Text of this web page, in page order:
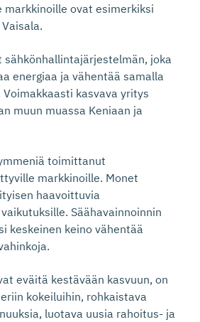
ovat esimerkiksi
joka
energiaa ja vähentää samalla
kasvava yritys
muun muassa Keniaan ja
toimittanut
markkinoille. Monet
haavoittuvia
Säähavainnoinnin
keskeinen keino vähentää
eväitä kestävään kasvuun, on
kokeiluihin, rohkaistava
luotava uusia rahoitus- ja